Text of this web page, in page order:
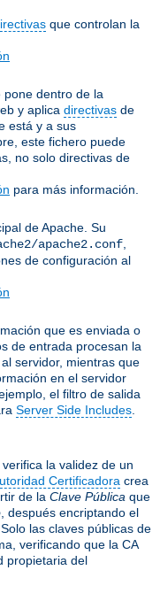
que controlan la
pone dentro de la
y aplica directivas de
está y a sus
este fichero puede
no solo directivas de
para más información.
de Apache. Su
apache2.conf
de configuración al
que es enviada o
de entrada procesan la
servidor, mientras que
en el servidor
el filtro de salida
Server Side Includes
la validez de un
Certificadora crea
de la Clave Pública que
, después encriptando el
. Solo las claves públicas de
verificando que la CA
propietaria del